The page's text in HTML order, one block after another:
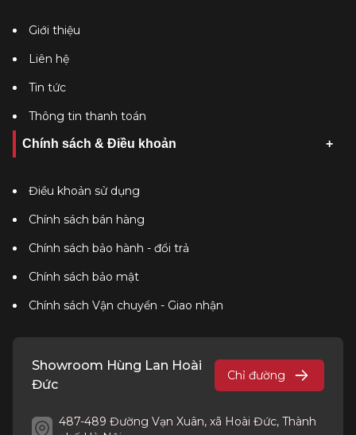
Giới thiệu
Liên hệ
Tin tức
Thông tin thanh toán
Chính sách & Điều khoản
Điều khoản sử dụng
Chính sách bán hàng
Chính sách bảo hành - đổi trả
Chính sách bảo mật
Chính sách Vận chuyển - Giao nhận
Showroom Hùng Lan Hoài
Đức
Chỉ đường
487-489 Đường Vạn Xuân, xã Hoài Đức, Thành